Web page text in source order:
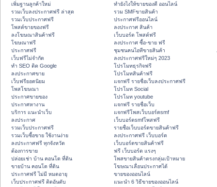
เพิ่มฐานลูกค้าใหม่
รวมเว็บลงประกาศฟรี ล่าสุด
รวมเว็บประกาศฟรี
โพสต์ขายของฟรี
ลงโฆษณาสินค้าฟรี
โฆษณาฟรี
ประกาศฟรี
เว็บฟรีไม่จำกัด
ทำ SEO ติด Google
ลงประกาศขาย
เว็บฟรียอดนิยม
โพสโฆษณา
ประกาศขายของ
ประกาศหางาน
บริการ แนะนำเว็บ
ลงประกาศ
รวมเว็บประกาศฟรี
รวมเว็บซื้อขาย ใช้งานง่าย
ลงประกาศฟรี ทุกจังหวัด
ต้องการขาย
ปล่อยเช่า บ้าน คอนโด ที่ดิน
ขายบ้าน คอนโด ที่ดิน
ประกาศฟรี ไม่มี หมดอายุ
เว็บประกาศฟรี ติดอันดับ
ทํายังไงให้ขายของดี ออนไลน์
รวม SMFขายสินค้า
ประกาศฟรีออนไลน์
ลงประกาศ สินค้า
เว็บบอร์ด โพสต์ฟรี
ลงประกาศ ซื้อ-ขาย ฟรี
ชุมชนคนไอทีขายสินค้า
ลงประกาศฟรีใหม่ๆ 2023
โปรโมทธุรกิจฟรี
โปรโมทสินค้าฟรี
แจกฟรี รายชื่อเว็บลงประกาศฟรี
โปรโมท Social
โปรโมท youtube
แจกฟรี รายชื่อเว็บ
แจกฟรีโพสเว็บบอร์ดsmf
เว็บบอร์ดsmfโพสฟรี
รายชื่อเว็บบอร์ดขายสินค้าฟรี
ลงประกาศฟรี เว็บบอร์ด
เว็บบอร์ดขายสินค้าฟรี
ฟรี เว็บบอร์ด แรงๆ
โพสขายสินค้าตรงกลุ่มเป้าหมาย
โฆษณาเลื่อนประกาศได้
ขายของออนไลน์
แนะนำ 6 วิธีขายของออนไลน์